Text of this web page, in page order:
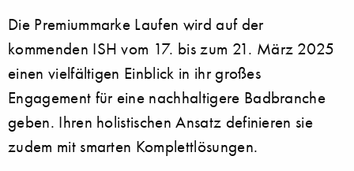
Die Premiummarke Laufen wird auf der
kommenden ISH vom 17. bis zum 21. März 2025
einen vielfältigen Einblick in ihr großes
Engagement für eine nachhaltigere Badbranche
geben. Ihren holistischen Ansatz definieren sie
zudem mit smarten Komplettlösungen.